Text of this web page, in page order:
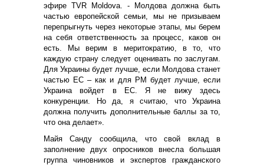
эфире TVR Moldova. - Молдова должна быть
частью европейской семьи, мы не призываем
перепрыгнуть через некоторые этапы, мы берем
на себя ответственность за процесс, каков он
есть. Мы верим в меритократию, в то, что
каждую страну следует оценивать по заслугам.
Для Украины будет лучше, если Молдова станет
частью ЕС – как и для РМ будет лучше, если
Украина войдет в ЕС. Я не вижу здесь
конкуренции. Но да, я считаю, что Украина
должна получить дополнительные баллы за то,
что она делает».
Майя Санду сообщила, что свой вклад в
заполнение двух опросников внесла большая
группа чиновников и экспертов гражданского